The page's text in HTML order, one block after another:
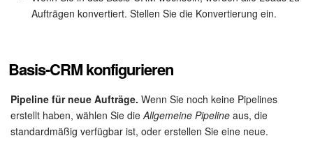
Wissensbasis
Videokonferenzen
Telefonie
Aufträgen konvertiert. Stellen Sie die Konvertierung ein.
Basis-CRM konfigurieren
Pipeline für neue Aufträge. Wenn Sie noch keine Pipelines
erstellt haben, wählen Sie die Allgemeine Pipeline aus, die
standardmäßig verfügbar ist, oder erstellen Sie eine neue.